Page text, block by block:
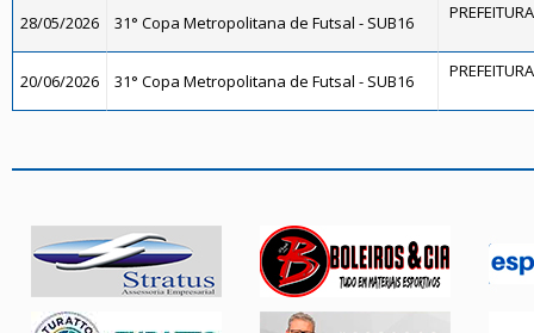
28/05/2026 31° Copa Metropolitana de Futsal - SUB16
20/06/2026 31° Copa Metropolitana de Futsal - SUB16